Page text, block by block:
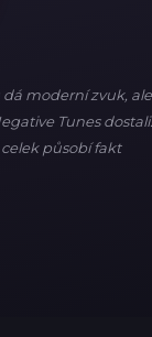
moderní zvuk, ale
Tunes dostali.
působí fakt